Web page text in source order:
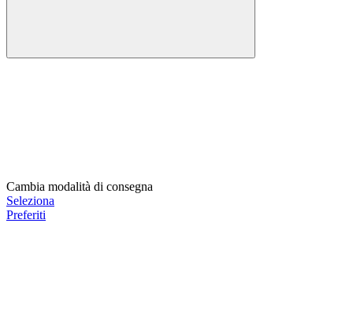
Cambia modalità di consegna
Seleziona
Preferiti